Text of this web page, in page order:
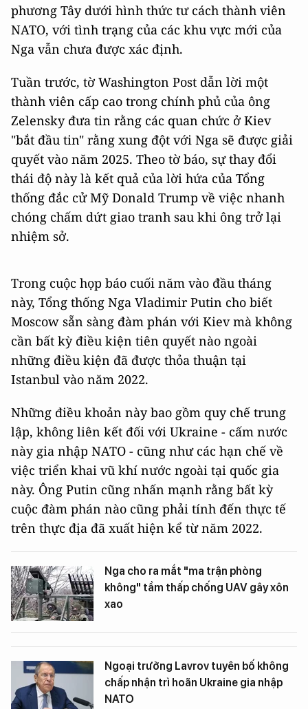
phương Tây dưới hình thức tư cách thành viên
NATO, với tình trạng của các khu vực mới của
Nga vẫn chưa được xác định.
Tuần trước, tờ Washington Post dẫn lời một
thành viên cấp cao trong chính phủ của ông
Zelensky đưa tin rằng các quan chức ở Kiev
"bắt đầu tin" rằng xung đột với Nga sẽ được giải
quyết vào năm 2025. Theo tờ báo, sự thay đổi
thái độ này là kết quả của lời hứa của Tổng
thống đắc cử Mỹ Donald Trump về việc nhanh
chóng chấm dứt giao tranh sau khi ông trở lại
nhiệm sở.
Trong cuộc họp báo cuối năm vào đầu tháng
này, Tổng thống Nga Vladimir Putin cho biết
Moscow sẵn sàng đàm phán với Kiev mà không
cần bất kỳ điều kiện tiên quyết nào ngoài
những điều kiện đã được thỏa thuận tại
Istanbul vào năm 2022.
Những điều khoản này bao gồm quy chế trung
lập, không liên kết đối với Ukraine - cấm nước
này gia nhập NATO - cũng như các hạn chế về
việc triển khai vũ khí nước ngoài tại quốc gia
này. Ông Putin cũng nhấn mạnh rằng bất kỳ
cuộc đàm phán nào cũng phải tính đến thực tế
trên thực địa đã xuất hiện kể từ năm 2022.
Nga cho ra mắt "ma trận phòng
không" tầm thấp chống UAV gây xôn
xao
Ngoại trưởng Lavrov tuyên bố không
chấp nhận trì hoãn Ukraine gia nhập
NATO